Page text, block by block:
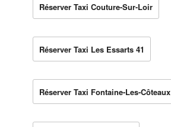
Réserver Taxi Couture-Sur-Loir
Réserver Taxi Les Essarts 41
Réserver Taxi Fontaine-Les-Côteaux